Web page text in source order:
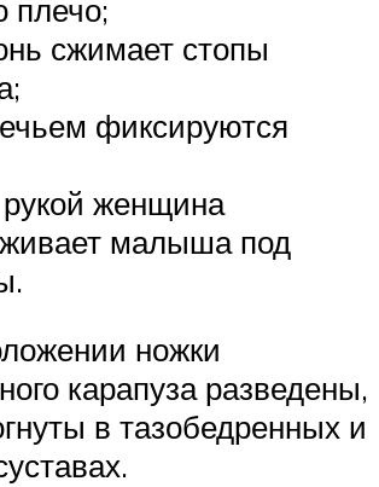
плечо;
сжимает стопы
фиксируются
женщина
малыша под
ножки
карапуза разведены,
в тазобедренных и